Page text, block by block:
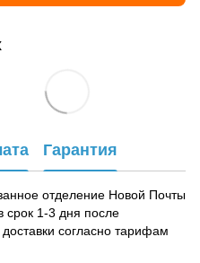
Гарантия
отделение Новой Почты
срок 1-3 дня после
согласно тарифам